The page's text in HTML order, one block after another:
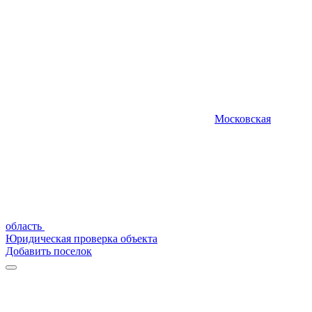
Московская
область
Юридическая проверка объекта
Добавить поселок